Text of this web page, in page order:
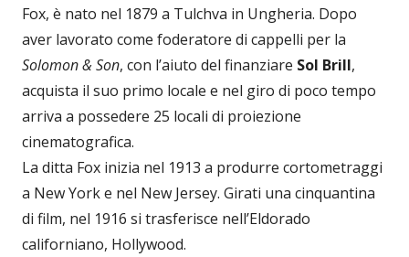
Fox, è nato nel 1879 a Tulchva in Ungheria. Dopo
aver lavorato come foderatore di cappelli per la
Solomon & Son, con l’aiuto del finanziare Sol Brill,
acquista il suo primo locale e nel giro di poco tempo
arriva a possedere 25 locali di proiezione
cinematografica.
La ditta Fox inizia nel 1913 a produrre cortometraggi
a New York e nel New Jersey. Girati una cinquantina
di film, nel 1916 si trasferisce nell’Eldorado
californiano, Hollywood.